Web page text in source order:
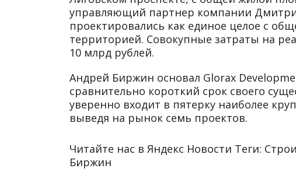
управляющий партнер компании
проектировались как единое целое с
территорией. Совокупные затраты на
10 млрд рублей.
Андрей Биржин основал Glorax
сравнительно короткий срок своего
уверенно входит в пятерку наиболее
выведя на рынок семь проектов.
Читайте нас в Яндекс Новости Теги:
Биржин